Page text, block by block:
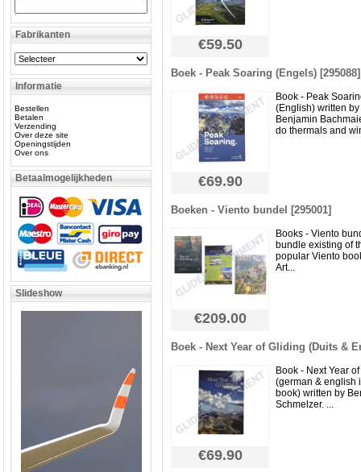
Fabrikanten
Informatie
Bestellen
Betalen
Verzending
Over deze site
Openingstijden
Over ons
Betaalmogelijkheden
Slideshow
€59.50
Boek - Peak Soaring (Engels) [295088]
Book - Peak
(English) written by
Benjamin
do thermals and
€69.90
Boeken - Viento bundel [295001]
Books - Viento
bundle existing of
popular Viento
Art...
€209.00
Boek - Next Year of Gliding (Duits &
Book - Next Year
(german & english
book) written by
Schmelzer. ...
€69.90